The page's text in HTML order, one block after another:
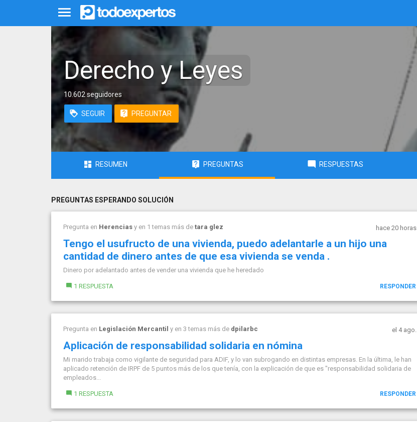
Derecho y Leyes
10.602 seguidores
SEGUIR PREGUNTAR
RESUMEN PREGUNTAS RESPUESTAS
PREGUNTAS ESPERANDO SOLUCIÓN
Pregunta en Herencias y en 1 temas más de tara glez hace 20 horas
Tengo el usufructo de una vivienda, puedo adelantarle a un hijo una
cantidad de dinero antes de que esa vivienda se venda .
Dinero por adelantado antes de vender una vivienda que he heredado
1 RESPUESTA RESPONDER
Pregunta en Legislación Mercantil y en 3 temas más de dpilarbc el 4 ago.
Aplicación de responsabilidad solidaria en nómina
Mi marido trabaja como vigilante de seguridad para ADIF, y lo van subrogando en distintas empresas. En la última, le han
aplicado retención de IRPF de 5 puntos más de los que tenía, con la explicación de que es "responsabilidad solidaria de
empleados...
1 RESPUESTA RESPONDER